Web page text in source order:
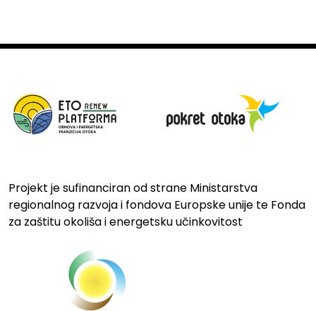
Projekt je sufinanciran od strane Ministarstva
regionalnog razvoja i fondova Europske unije te Fonda
za zaštitu okoliša i energetsku učinkovitost